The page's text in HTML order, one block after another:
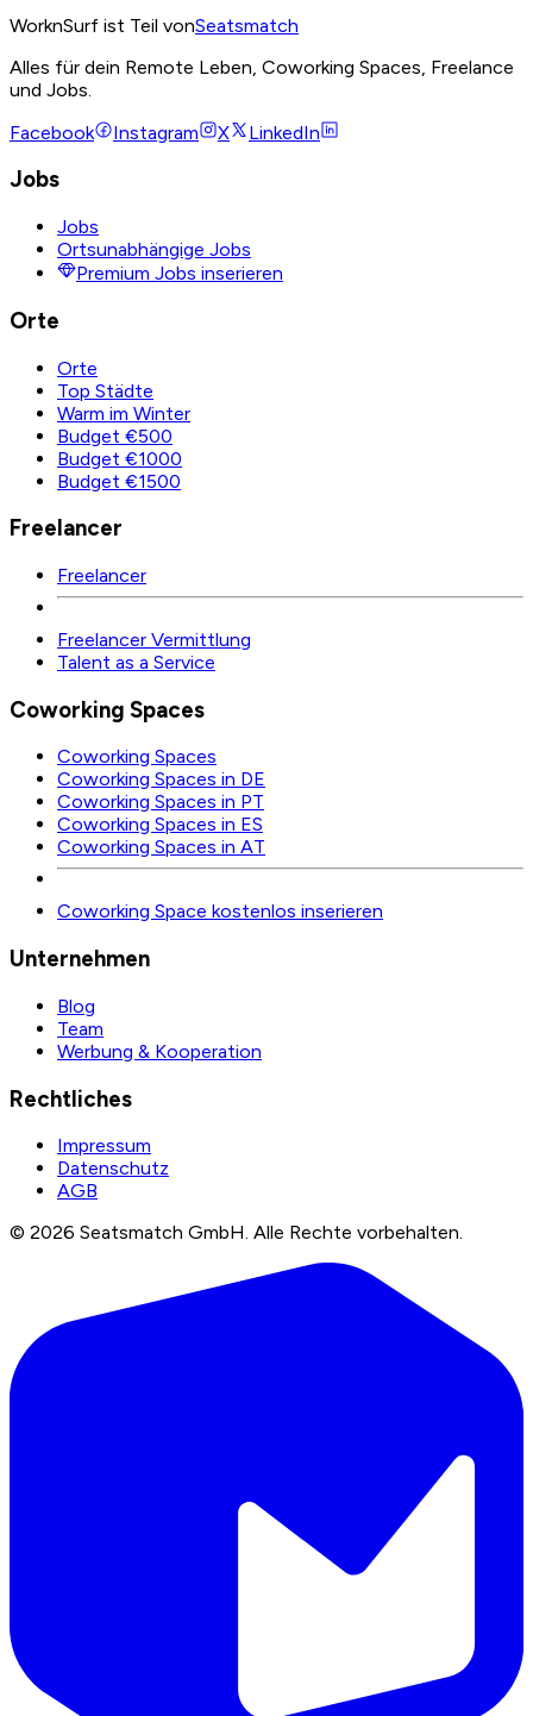
WorknSurf ist Teil vonSeatsmatch
Alles für dein Remote Leben, Coworking Spaces, Freelance
und Jobs.
Facebook
Instagram X LinkedIn
Jobs
Jobs
Ortsunabhängige Jobs
Premium Jobs inserieren
Orte
Orte
Top Städte
Warm im Winter
Budget €500
Budget €1000
Budget €1500
Freelancer
Freelancer
Freelancer Vermittlung
Talent as a Service
Coworking Spaces
Coworking Spaces
Coworking Spaces in DE
Coworking Spaces in PT
Coworking Spaces in ES
Coworking Spaces in AT
Coworking Space kostenlos inserieren
Unternehmen
Blog
Team
Werbung & Kooperation
Rechtliches
Impressum
Datenschutz
AGB
© 2026 Seatsmatch GmbH. Alle Rechte vorbehalten.